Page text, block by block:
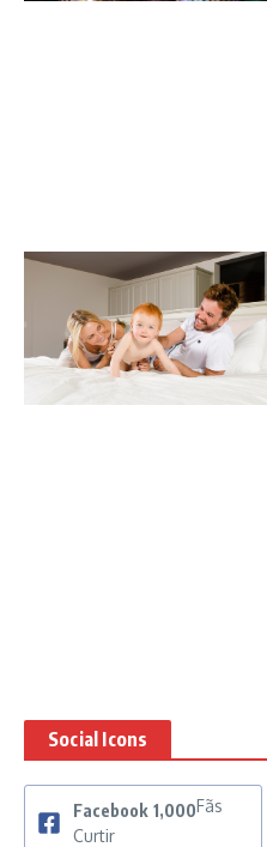
Social Icons
Facebook 1,000Fãs
Curtir